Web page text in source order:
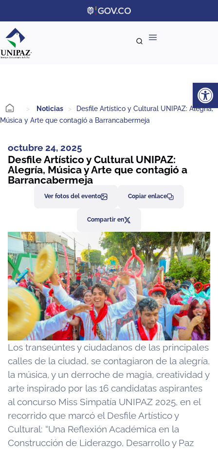
> Noticias >
Desfile Artístico y Cultural UNIPAZ: Alegría,
Música y Arte que contagió a Barrancabermeja
octubre 24, 2025
Desfile Artístico y Cultural UNIPAZ:
Alegría, Música y Arte que contagió a
Barrancabermeja
Ver fotos del evento Copiar enlace
Compartir en
Los transeúntes y ciudadanos de las principales
calles de la ciudad, se contagiaron de la alegría,
la música, y un derroche de magia, creatividad y
arte inspirado por las 16 candidatas aspirantes
al concurso Miss Simpatía UNIPAZ 2025, en el
recorrido que marcó el Desfile Artístico y
Cultural: “Una Reflexión Académica en la
Construcción de Liderazgo, Desarrollo y Paz